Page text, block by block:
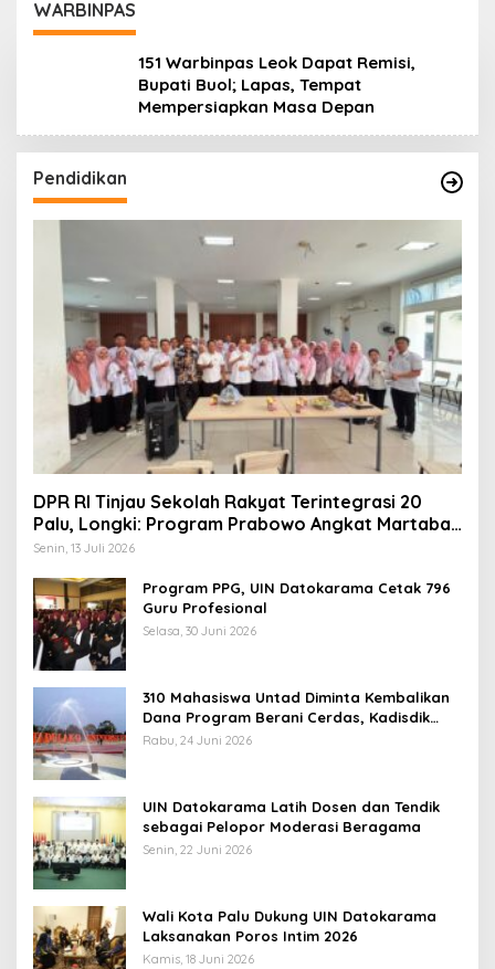
WARBINPAS
151 Warbinpas Leok Dapat Remisi,
Bupati Buol; Lapas, Tempat
Mempersiapkan Masa Depan
Pendidikan
DPR RI Tinjau Sekolah Rakyat Terintegrasi 20
Palu, Longki: Program Prabowo Angkat Martabat
Anak Miskin
Senin, 13 Juli 2026
Program PPG, UIN Datokarama Cetak 796
Guru Profesional
Selasa, 30 Juni 2026
310 Mahasiswa Untad Diminta Kembalikan
Dana Program Berani Cerdas, Kadisdik
Sulteng: Tidak Boleh Terima Beasiswa
Rabu, 24 Juni 2026
UIN Datokarama Latih Dosen dan Tendik
sebagai Pelopor Moderasi Beragama
Senin, 22 Juni 2026
Wali Kota Palu Dukung UIN Datokarama
Laksanakan Poros Intim 2026
Kamis, 18 Juni 2026